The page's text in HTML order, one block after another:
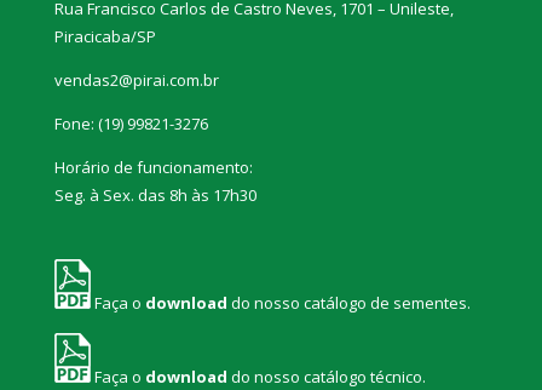
Rua Francisco Carlos de Castro Neves, 1701 – Unileste,
Piracicaba/SP
vendas2@pirai.com.br
Fone: (19) 99821-3276
Horário de funcionamento:
Seg. à Sex. das 8h às 17h30
Faça o download do nosso catálogo de sementes.
Faça o download do nosso catálogo técnico.